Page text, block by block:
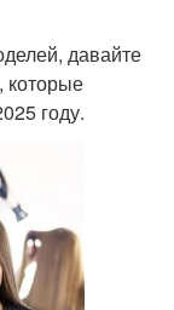
давайте
которые
году.